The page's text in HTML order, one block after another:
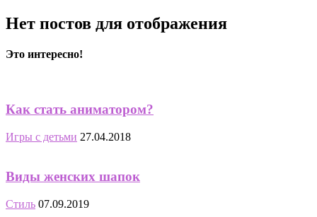
Нет постов для отображения
Это интересно!
Как стать аниматором?
Игры с детьми 27.04.2018
Виды женских шапок
Стиль 07.09.2019